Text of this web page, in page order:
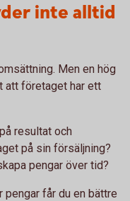
inte alltid
Men en hög
att företaget har ett
resultat och
på sin försäljning?
pengar över tid?
pengar får du en bättre